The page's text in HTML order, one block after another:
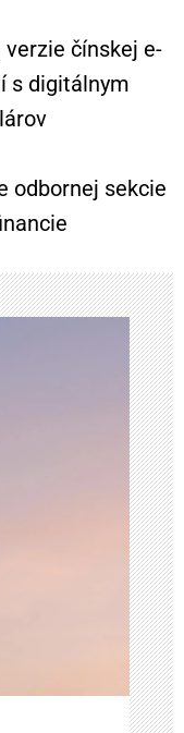
čínskej e-
s digitálnym
odbornej sekcie